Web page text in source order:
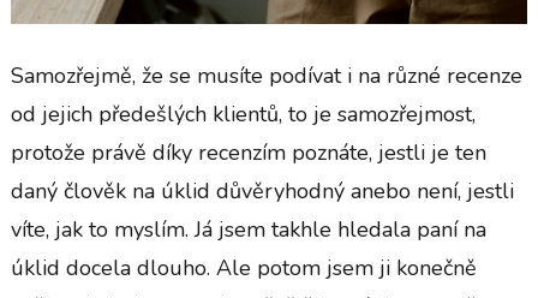
Samozřejmě, že se musíte podívat i na různé recenze
od jejich předešlých klientů, to je samozřejmost,
protože právě díky recenzím poznáte, jestli je ten
daný člověk na úklid důvěryhodný anebo není, jestli
víte, jak to myslím. Já jsem takhle hledala paní na
úklid docela dlouho. Ale potom jsem ji konečně